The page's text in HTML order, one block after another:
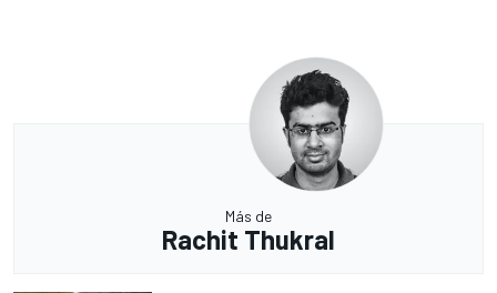
Más de
Rachit Thukral